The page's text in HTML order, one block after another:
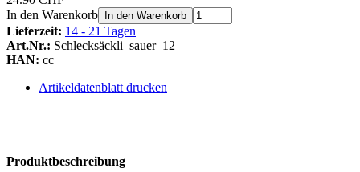
In den Warenkorb
In den Warenkorb
Lieferzeit: 14 - 21 Tagen
Art.Nr.: Schlecksäckli_sauer_12
HAN: cc
Artikeldatenblatt drucken
Produktbeschreibung